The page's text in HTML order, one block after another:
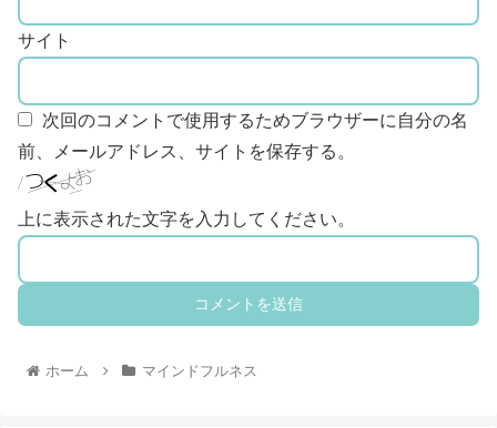
サイト
次回のコメントで使用するためブラウザーに自分の名
前、メールアドレス、サイトを保存する。
上に表示された文字を入力してください。
ホーム マインドフルネス